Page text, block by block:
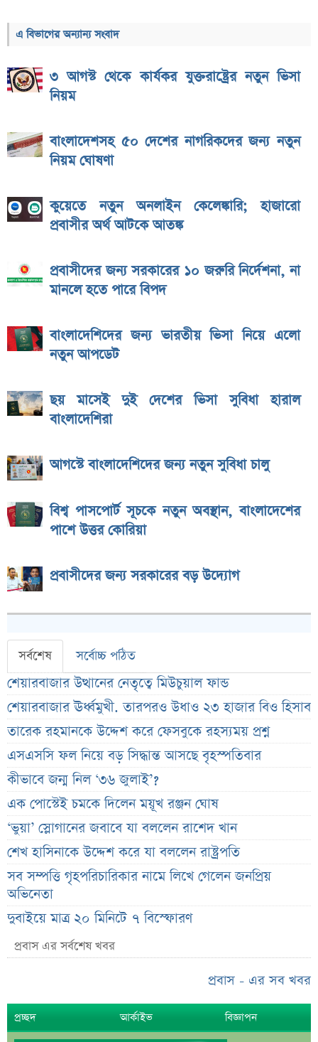
এ বিভাগের অন্যান্য সংবাদ
৩ আগস্ট থেকে কার্যকর যুক্তরাষ্ট্রের নতুন ভিসা
নিয়ম
বাংলাদেশসহ ৫০ দেশের নাগরিকদের জন্য নতুন
নিয়ম ঘোষণা
কুয়েতে নতুন অনলাইন কেলেঙ্কারি; হাজারো
প্রবাসীর অর্থ আটকে আতঙ্ক
প্রবাসীদের জন্য সরকারের ১০ জরুরি নির্দেশনা, না
মানলে হতে পারে বিপদ
বাংলাদেশিদের জন্য ভারতীয় ভিসা নিয়ে এলো
নতুন আপডেট
ছয় মাসেই দুই দেশের ভিসা সুবিধা হারাল
বাংলাদেশিরা
আগস্টে বাংলাদেশিদের জন্য নতুন সুবিধা চালু
বিশ্ব পাসপোর্ট সূচকে নতুন অবস্থান, বাংলাদেশের
পাশে উত্তর কোরিয়া
প্রবাসীদের জন্য সরকারের বড় উদ্যোগ
সর্বশেষ সর্বোচ্চ পঠিত
শেয়ারবাজার উত্থানের নেতৃত্বে মিউচুয়াল ফান্ড
শেয়ারবাজার ঊর্ধ্বমুখী. তারপরও উধাও ২৩ হাজার বিও হিসাব
তারেক রহমানকে উদ্দেশ করে ফেসবুকে রহস্যময় প্রশ্ন
এসএসসি ফল নিয়ে বড় সিদ্ধান্ত আসছে বৃহস্পতিবার
কীভাবে জন্ম নিল ‘৩৬ জুলাই’?
এক পোস্টেই চমকে দিলেন ময়ূখ রঞ্জন ঘোষ
‘ভুয়া’ স্লোগানের জবাবে যা বললেন রাশেদ খান
শেখ হাসিনাকে উদ্দেশ করে যা বললেন রাষ্ট্রপতি
সব সম্পত্তি গৃহপরিচারিকার নামে লিখে গেলেন জনপ্রিয়
অভিনেতা
দুবাইয়ে মাত্র ২০ মিনিটে ৭ বিস্ফোরণ
জাকারবার্গকে ৩ দিনের আলটিমেটাম ভারতের
ব্যাংক কর্মকর্তার অভিযোগে তোলপাড়, অব্যাহতি এনসিপি
নেতার
প্রবাস এর সর্বশেষ খবর
প্রবাস - এর সব খবর
প্রচ্ছদ আর্কাইভ বিজ্ঞাপন